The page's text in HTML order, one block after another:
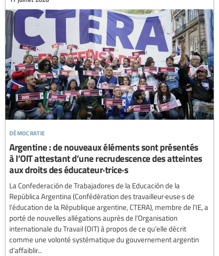
démocratie
Argentine : de nouveaux éléments sont présentés
à l’OIT attestant d’une recrudescence des atteintes
aux droits des éducateur·trice·s
La Confederación de Trabajadores de la Educación de la
República Argentina (Confédération des travailleur·euse·s de
l’éducation de la République argentine, CTERA), membre de l’IE, a
porté de nouvelles allégations auprès de l’Organisation
internationale du Travail (OIT) à propos de ce qu’elle décrit
comme une volonté systématique du gouvernement argentin
d’affaiblir...